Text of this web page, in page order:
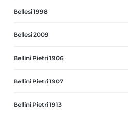
Bellesi 1998
Bellesi 2009
Bellini Pietri 1906
Bellini Pietri 1907
Bellini Pietri 1913